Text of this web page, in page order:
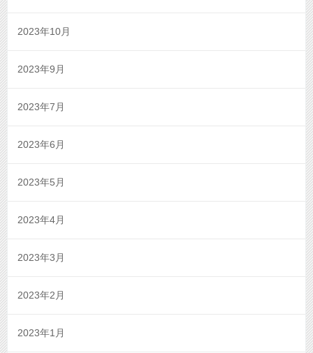
2023年10月
2023年9月
2023年7月
2023年6月
2023年5月
2023年4月
2023年3月
2023年2月
2023年1月